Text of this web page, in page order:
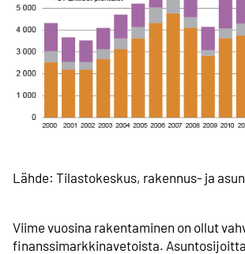
Lähde: Tilastokeskus, rakennus- ja
Viime vuosina rakentaminen on ollut
finanssimarkkina­vetoista.